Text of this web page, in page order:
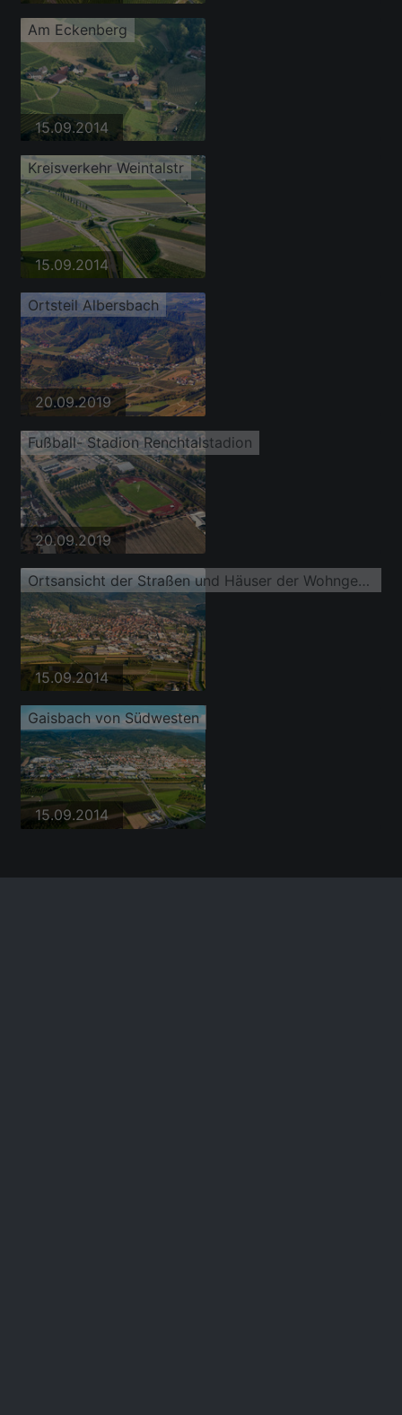
Am Eckenberg
15.09.2014
Kreisverkehr Weintalstr
15.09.2014
Ortsteil Albersbach
20.09.2019
Fußball- Stadion Renchtalstadion
20.09.2019
Ortsansicht der Straßen und Häuser der Wohngebiete
15.09.2014
Gaisbach von Südwesten
15.09.2014